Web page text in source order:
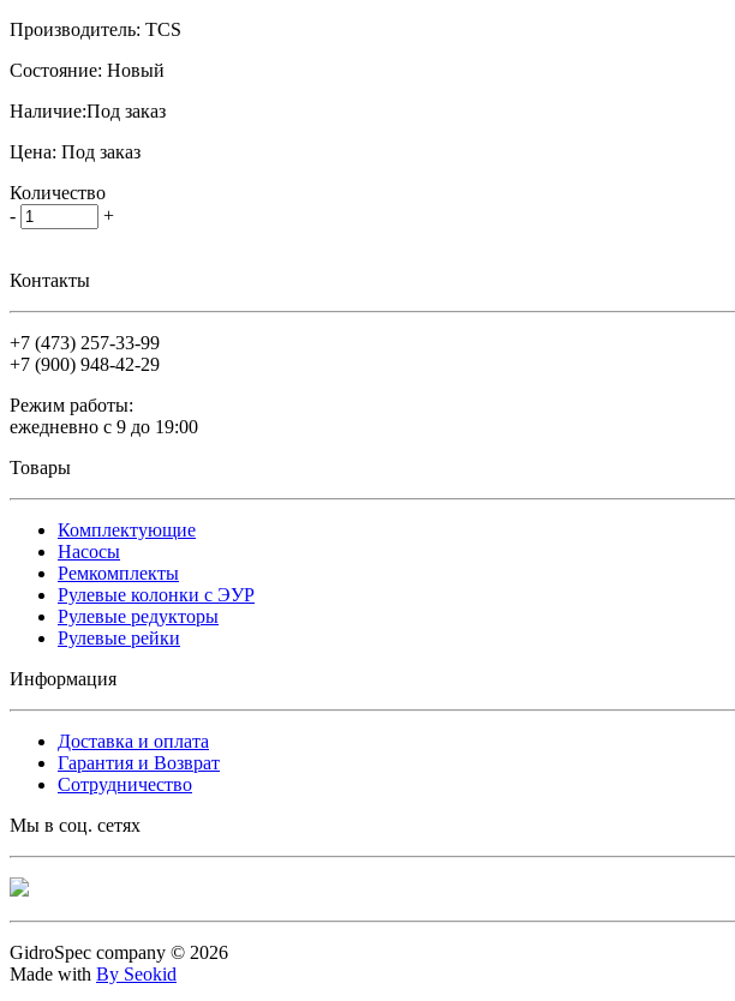
Производитель: TCS
Состояние: Новый
Наличие:Под заказ
Цена: Под заказ
Количество
-
+
Контакты
+7 (473) 257-33-99
+7 (900) 948-42-29
Режим работы:
ежедневно с 9 до 19:00
Товары
Комплектующие
Насосы
Ремкомплекты
Рулевые колонки с ЭУР
Рулевые редукторы
Рулевые рейки
Информация
Доставка и оплата
Гарантия и Возврат
Сотрудничество
Мы в соц. сетях
GidroSpec company © 2026
Made with By Seokid